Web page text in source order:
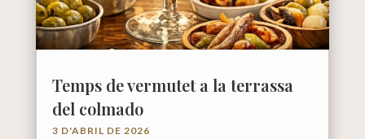
Temps de vermutet a la terrassa
del colmado
3 D'ABRIL DE 2026